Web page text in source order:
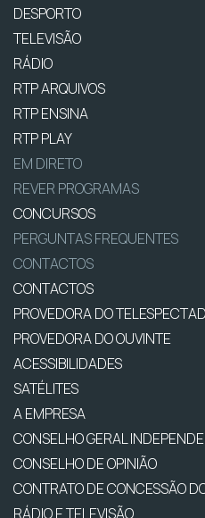
DESPORTO
TELEVISÃO
RÁDIO
RTP ARQUIVOS
RTP ENSINA
RTP PLAY
EM DIRETO
REVER PROGRAMAS
CONCURSOS
PERGUNTAS FREQUENTES
CONTACTOS
CONTACTOS
PROVEDORA DO
PROVEDORA DO OUVINTE
ACESSIBILIDADES
SATÉLITES
A EMPRESA
CONSELHO GERAL
CONSELHO DE OPINIÃO
CONTRATO DE CONCESSÃO
RÁDIO E TELEVISÃO